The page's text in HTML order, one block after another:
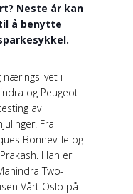
Neste år kan
å benytte
næringslivet i
og Peugeot
av
Fra
Bonneville og
Han er
Two-
Vårt Oslo på